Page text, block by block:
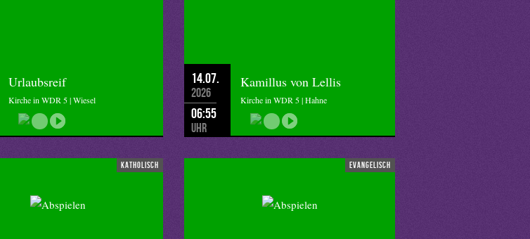
Urlaubsreif
Kirche in WDR 5 | Wiesel
14.07.
2026
06:55
Uhr
Kamillus von Lellis
Kirche in WDR 5 | Hahne
katholisch evangelisch